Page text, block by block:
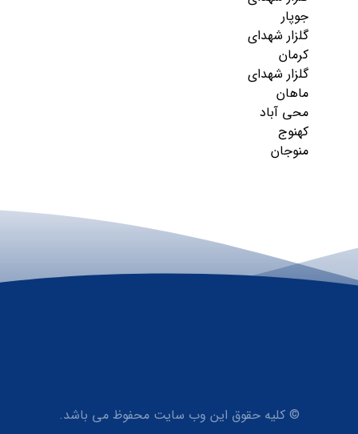
جوپار
گلزار شهدای
کرمان
گلزار شهدای
ماهان
محی آباد
کهنوج
منوجان
© کلیه حقوق این وب سایت محفوظ می باشد.